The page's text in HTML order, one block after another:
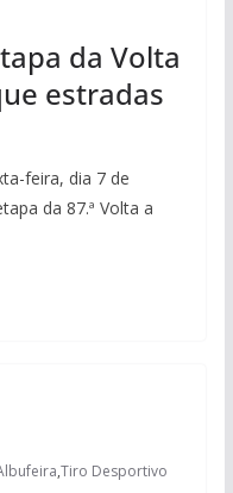
da Volta
estradas
feira, dia 7 de
da 87.ª Volta a
,Tiro Desportivo